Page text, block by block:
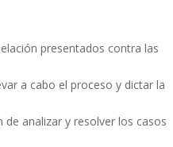
presentados contra las
a cabo el proceso y dictar la
analizar y resolver los casos